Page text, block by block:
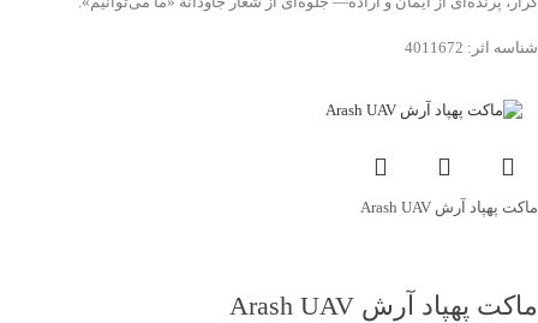
شناسه اثر: 4011672
ماکت پهپاد آرش Arash UAV
ماکت پهپاد آرش Arash UAV